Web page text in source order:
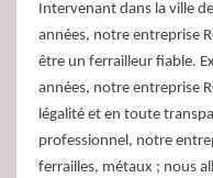
Intervenant dans la ville
années, notre entreprise
être un ferrailleur fiable.
années, notre entreprise
légalité et en toute
professionnel, notre
ferrailles, métaux ; nous